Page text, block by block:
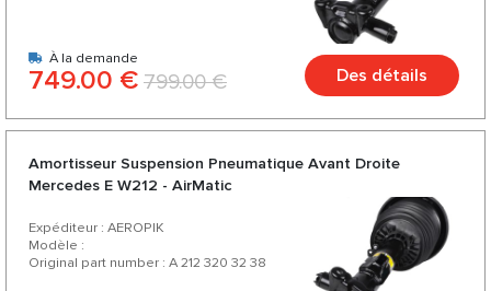
À la demande
749.00 € 799.00 € Des détails
Amortisseur Suspension Pneumatique Avant Droite
Mercedes E W212 - AirMatic
Expéditeur : AEROPIK
Modèle :
Original part number : A 212 320 32 38